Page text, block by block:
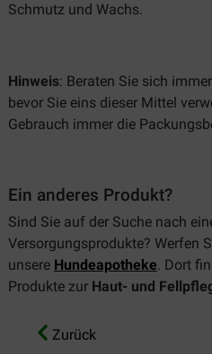
Schmutz und Wachs.
Hinweis: Beraten Sie sich
bevor Sie eins dieser Mittel
Gebrauch immer die
Ein anderes Produkt?
Sind Sie auf der Suche nach
Versorgungsprodukte? Werfen
unsere Hundeapotheke. Dort
Produkte zur Haut- und
Zurück